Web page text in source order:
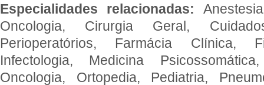
Especialidades relacionadas:
Oncologia, Cirurgia Geral,
Perioperatórios, Farmácia Clínica,
Infectologia, Medicina
Oncologia, Ortopedia, Pediatria,